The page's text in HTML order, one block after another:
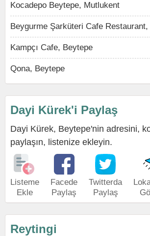
Kocadepo Beytepe, Mutlukent
Beygurme Şarküteri Cafe
Kampçı Cafe, Beytepe
Qona, Beytepe
Dayi Kürek'i Paylaş
Dayi Kürek, Beytepe'nin adresini,
paylaşın, listenize ekleyin.
Listeme
Ekle
Facede
Paylaş
Twitterda
Paylaş
Reytingi